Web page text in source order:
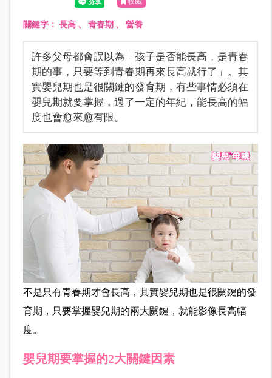
關鍵字： 長高、 青春期 、 營養
許多父母都會誤以為「孩子是否能長高，是青春
期的事，只要等到青春期再來長高就行了」。其
實嬰兒期也是很關鍵的發育期，有些事情必須在
嬰兒期就要掌握，過了一定的年紀，能長高的幅
度也會愈來愈有限。
不是只有青春期才會長高，其實嬰兒期也是很關鍵的發
育期，只要掌握嬰兒期的兩大關鍵，就能影像長高幅
度。
嬰兒期要掌握的2大關鍵因素